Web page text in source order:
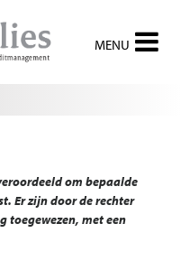
om bepaalde
Er zijn door de rechter
toegewezen, met een